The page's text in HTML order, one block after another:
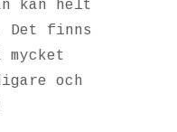
kan helt
Det finns
och